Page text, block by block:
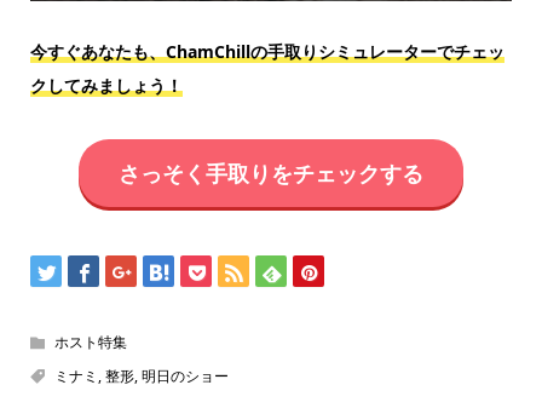
今すぐあなたも、ChamChillの手取りシミュレーターでチェッ
クしてみましょう！
さっそく手取りをチェックする
ホスト特集
ミナミ ,整形,明日のショー